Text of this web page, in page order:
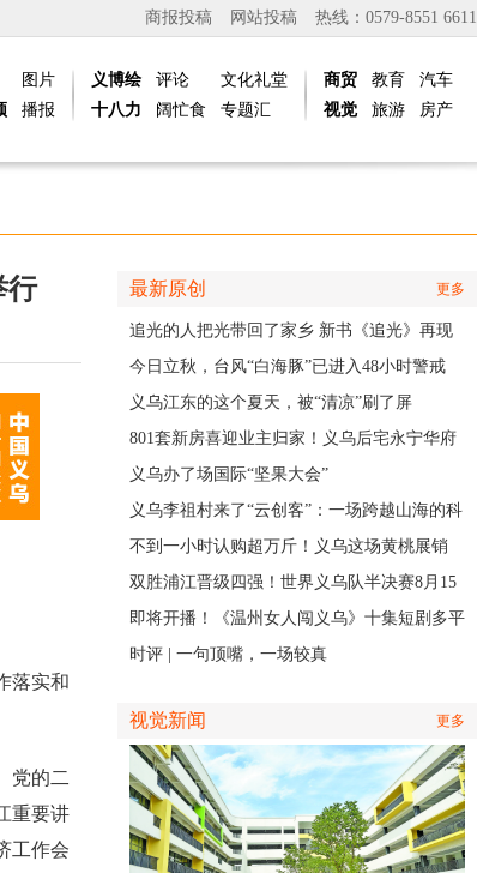
热线：0579-8551 6611
网站投稿
商报投稿
图片
播报
义博绘
十八力
评论
阔忙食
文化礼堂
专题汇
商贸
视觉
教育
旅游
汽车
房产
行
落实和
党的二
重要讲
工作会
最新原创 更多
追光的人把光带回了家乡 新书《追光》再现
义商与一座城的双向奔赴
今日立秋，台风“白海豚”已进入48小时警戒
线，义乌风雨时间、雨量公布
义乌江东的这个夏天，被“清凉”刷了屏
801套新房喜迎业主归家！义乌后宅永宁华府
高层公寓正式启动交付
义乌办了场国际“坚果大会”
义乌李祖村来了“云创客”：一场跨越山海的科
创接力
不到一小时认购超万斤！义乌这场黄桃展销
会“火力全开”
双胜浦江晋级四强！世界义乌队半决赛8月15
日主场开打
即将开播！《温州女人闯义乌》十集短剧多平
台同步上线
时评 | 一句顶嘴，一场较真
视觉新闻 更多